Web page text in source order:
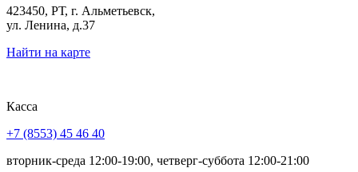
423450, РТ, г. Альметьевск,
ул. Ленина, д.37
Найти на карте
Касса
+7 (8553) 45 46 40
вторник-среда 12:00-19:00, четверг-суббота 12:00-21:00